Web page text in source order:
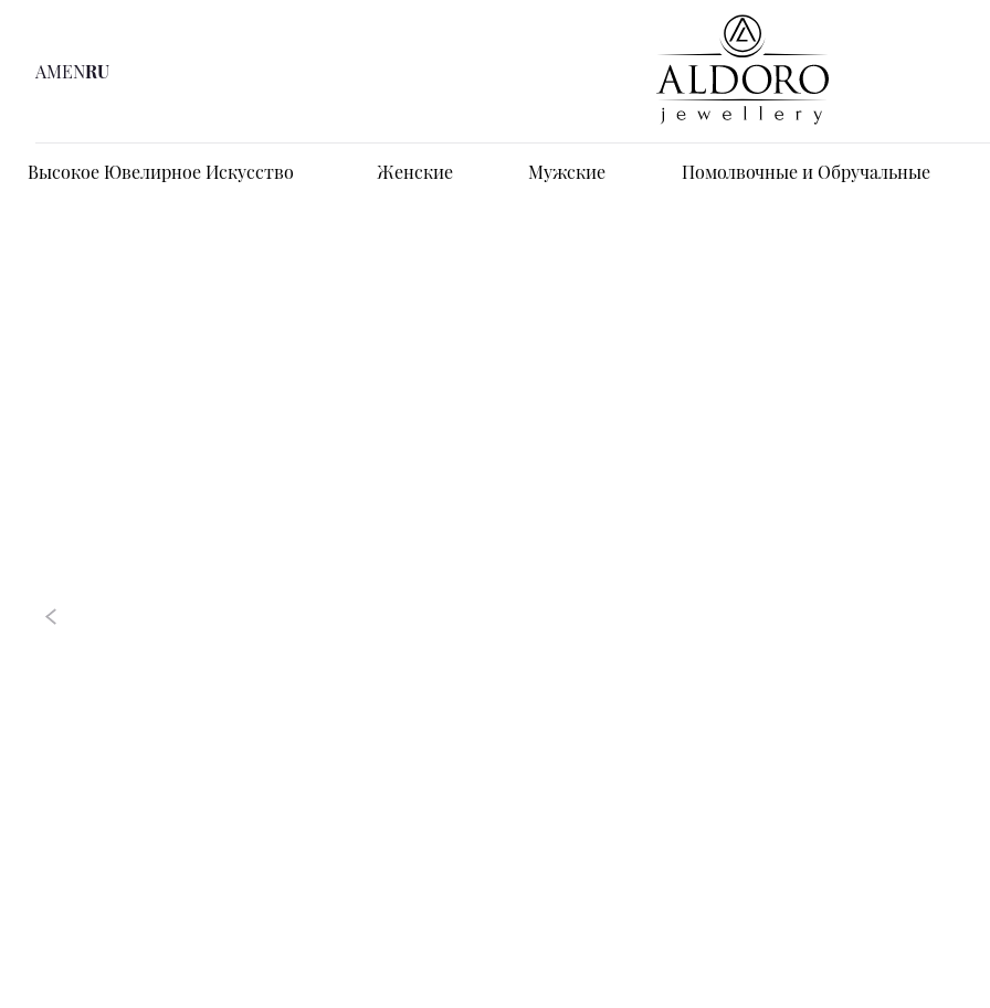
AMENRU
Высокое Ювелирное Искусство Женские Мужские Помолвочные и Обручальные